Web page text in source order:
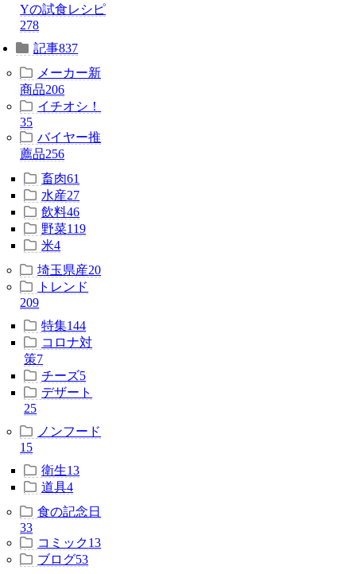
Yの試食レシピ
278
記事837
メーカー新
商品206
イチオシ！
35
バイヤー推
薦品256
畜肉61
水産27
飲料46
野菜119
米4
埼玉県産20
トレンド
209
特集144
コロナ対
策7
チーズ5
デザート
25
ノンフード
15
衛生13
道具4
食の記念日
33
コミック13
ブログ53